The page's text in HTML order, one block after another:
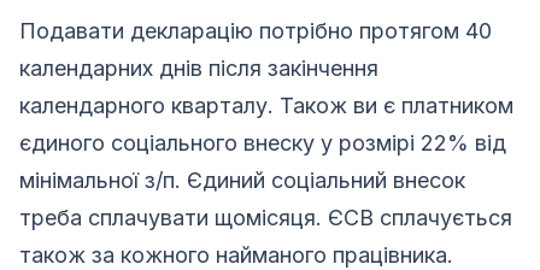
Подавати декларацію потрібно протягом 40
календарних днів після закінчення
календарного кварталу. Також ви є платником
єдиного соціального внеску у розмірі 22% від
мінімальної з/п. Єдиний соціальний внесок
треба сплачувати щомісяця. ЄСВ сплачується
також за кожного найманого працівника.